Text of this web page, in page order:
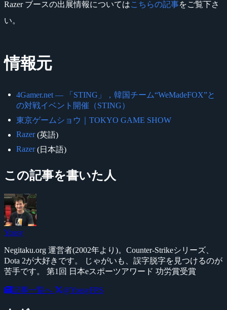
Razer ブースの出展情報についてはこちらの記事をご覧下さ
い。
情報元
4Gamer.net ― 「STING」，韓国チーム“WeMadeFOX”と
の対戦イベント開催（STING）
東京ゲームショウ｜TOKYO GAME SHOW
Razer(英語)
Razer(日本語)
この記事を書いた人
Yossy
Negitaku.org 運営者(2002年より)。Counter-Strikeシリーズ、
Dota 2が大好きです。 じゃがいも、誤字脱字を見つけるのが
苦手です。 第1回 日本eスポーツアワード 功労賞受賞
記事一覧へ @YossyFPS